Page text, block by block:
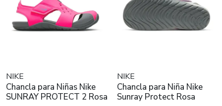
NIKE
Chancla para Niñas Nike
SUNRAY PROTECT 2 Rosa
NIKE
Chancla para Niña Nike
Sunray Protect Rosa